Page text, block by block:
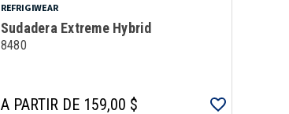
REFRIGIWEAR
Sudadera Extreme Hybrid
8480
A PARTIR DE 159,00 $